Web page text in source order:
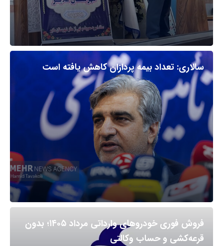
سالاری: تعداد بیمه پردازان کاهش یافته است
فروش فوری خودروهای وارداتی مرداد ۱۴۰۵؛ بدون
قرعه‌کشی و حساب وکالتی